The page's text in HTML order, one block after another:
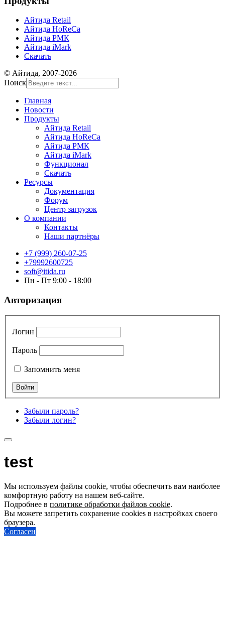
Айтида Retail
Айтида HoReCa
Айтида РМК
Айтида iMark
Скачать
© Айтида, 2007-2026
Поиск
Главная
Новости
Продукты
Айтида Retail
Айтида HoReCa
Айтида РМК
Айтида iMark
Функционал
Скачать
Ресурсы
Документация
Форум
Центр загрузок
О компании
Контакты
Наши партнёры
+7 (999) 260-07-25
+79992600725
soft@itida.ru
Пн - Пт 9:00 - 18:00
Авторизация
Логин
Пароль
Запомнить меня
Забыли пароль?
Забыли логин?
test
Мы используем файлы cookie, чтобы обеспечить вам наиболее
комфортную работу на нашем веб-сайте.
Подробнее в политике обработки файлов cookie.
Вы можете запретить сохранение cookies в настройках своего
браузера.
Согласен